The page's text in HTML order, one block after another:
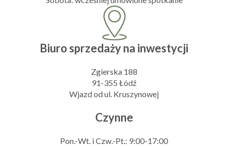
Biuro sprzedaży na inwestycji
Zgierska 188
91-355 Łódź
Wjazd od ul. Kruszynowej
Czynne
Pon.-Wt. i Czw.-Pt.: 9:00-17:00